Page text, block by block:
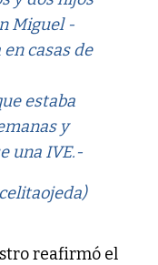
Miguel -
casas de
estaba
y
una IVE.-
reafirmó el